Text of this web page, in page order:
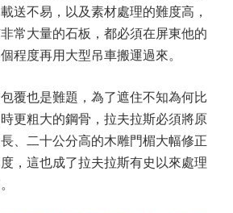
送不易，以及素材處理的難度高，
常大量的石板，都必須在屏東他的
程度再用大型吊車搬運過來。
覆也是難題，為了遮住不知為何比
更粗大的鋼骨，拉夫拉斯必須將原
、二十公分高的木雕門楣大幅修正
，這也成了拉夫拉斯有史以來處理